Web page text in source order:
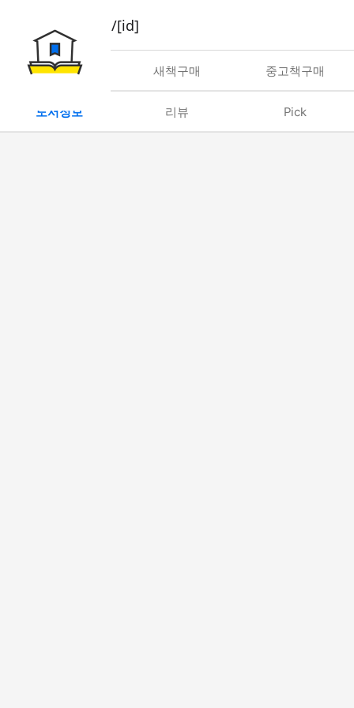
book/rent/[id]
대여 새책구매 중고책구매
도서정보 리뷰 Pick